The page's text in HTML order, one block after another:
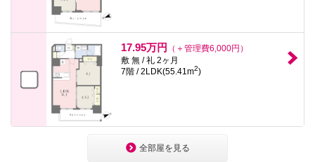
17.95万円
（＋管理費6,000円）
敷 無 / 礼 2ヶ月
7階 / 2LDK(55.41m2)
全部屋を見る